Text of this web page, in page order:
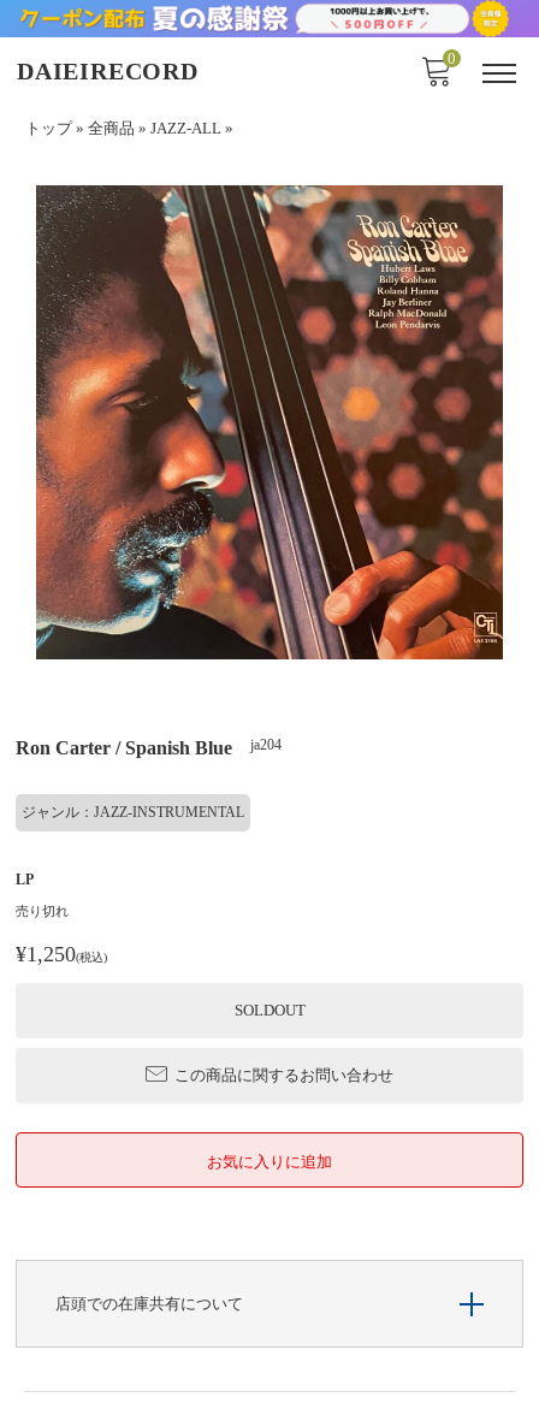
DAIEIRECORD 0
トップ» 全商品 » JAZZ-ALL »
Ron Carter / Spanish Blue ja204
ジャンル：JAZZ-INSTRUMENTAL
LP
売り切れ
¥1,250(税込)
SOLDOUT
この商品に関するお問い合わせ
店頭での在庫共有について